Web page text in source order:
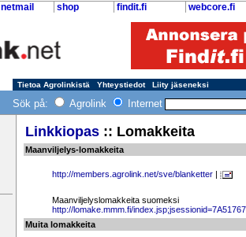
netmail shop findit.fi webcore.fi
Tietoa Agrolinkistä Yhteystiedot Liity jäseneksi
Sök på: Agrolink Internet
Linkkiopas :: Lomakkeita
Maanviljelys-lomakkeita
http://members.agrolink.net/sve/blanketter |
Maanviljelyslomakkeita suomeksi
http://lomake.mmm.fi/
Muita lomakkeita